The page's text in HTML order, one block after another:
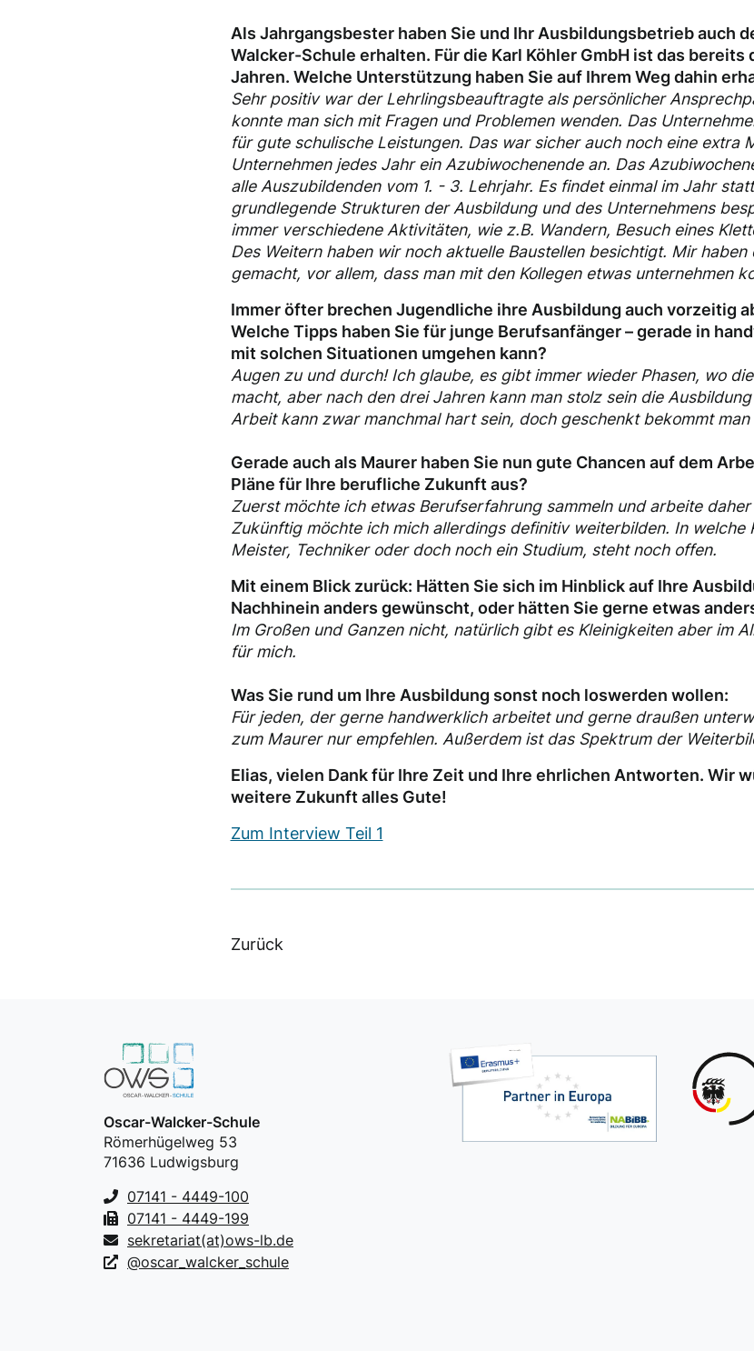
Als Jahrgangsbester haben Sie und Ihr Ausbildungsbetrieb auch
Walcker-Schule erhalten. Für die Karl Köhler GmbH ist das
Jahren. Welche Unterstützung haben Sie auf Ihrem Weg dahin
Sehr positiv war der Lehrlingsbeauftragte als persönlicher
konnte man sich mit Fragen und Problemen wenden. Das
für gute schulische Leistungen. Das war sicher auch noch eine extra
Unternehmen jedes Jahr ein Azubiwochenende an. Das
alle Auszubildenden vom 1. - 3. Lehrjahr. Es findet einmal im Jahr
grundlegende Strukturen der Ausbildung und des Unternehmens
immer verschiedene Aktivitäten, wie z.B. Wandern, Besuch eines
Des Weitern haben wir noch aktuelle Baustellen besichtigt. Mir haben
gemacht, vor allem, dass man mit den Kollegen etwas unternehmen
Immer öfter brechen Jugendliche ihre Ausbildung auch vorzeitig
Welche Tipps haben Sie für junge Berufsanfänger – gerade in
mit solchen Situationen umgehen kann?
Augen zu und durch! Ich glaube, es gibt immer wieder Phasen, wo
macht, aber nach den drei Jahren kann man stolz sein die
Arbeit kann zwar manchmal hart sein, doch geschenkt bekommt
Gerade auch als Maurer haben Sie nun gute Chancen auf dem
Pläne für Ihre berufliche Zukunft aus?
Zuerst möchte ich etwas Berufserfahrung sammeln und arbeite
Zukünftig möchte ich mich allerdings definitiv weiterbilden. In welche
Meister, Techniker oder doch noch ein Studium, steht noch offen.
Mit einem Blick zurück: Hätten Sie sich im Hinblick auf Ihre
Nachhinein anders gewünscht, oder hätten Sie gerne etwas
Im Großen und Ganzen nicht, natürlich gibt es Kleinigkeiten aber im
für mich.
Was Sie rund um Ihre Ausbildung sonst noch loswerden wollen:
Für jeden, der gerne handwerklich arbeitet und gerne draußen
zum Maurer nur empfehlen. Außerdem ist das Spektrum der
Elias, vielen Dank für Ihre Zeit und Ihre ehrlichen Antworten. Wir
weitere Zukunft alles Gute!
Zum Interview Teil 1
Zurück
Oscar-Walcker-Schule
Römerhügelweg 53
71636 Ludwigsburg
07141 - 4449-100
07141 - 4449-199
sekretariat(at)ows-lb.de
@oscar_walcker_schule